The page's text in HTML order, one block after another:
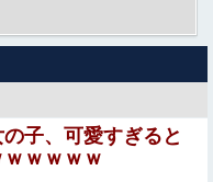
斉藤慎二被告に懲役７
張が無理筋なワケ
・・・・・・とんでも
の子、可愛すぎると
ｗｗｗｗ